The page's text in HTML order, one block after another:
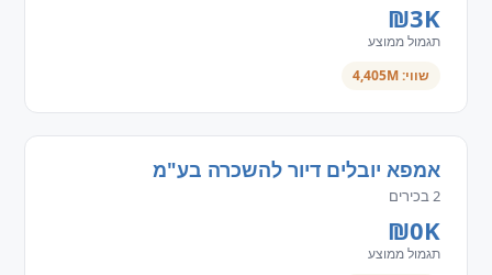
₪3K
תגמול ממוצע
שווי: 4,405M
אמפא יובלים דיור להשכרה בע"מ
2 בכירים
₪0K
תגמול ממוצע